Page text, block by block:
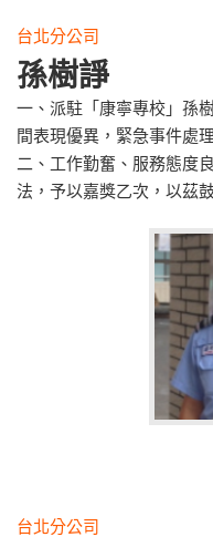
台北分公司
孫樹諍
一、派駐「康寧專校」孫
間表現優異，緊急事件處
二、工作勤奮、服務態度
法，予以嘉獎乙次，以茲
台北分公司